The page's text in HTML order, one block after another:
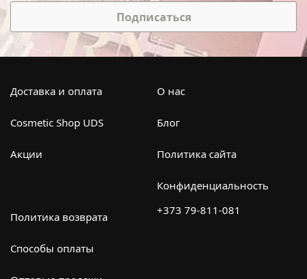
Подписаться
Доставка и оплата
Cosmetic Shop UDS
Акции
О нас
Блог
Политика сайта
Конфиденциальность
Политика возврата
Способы оплаты
+373 79-811-081